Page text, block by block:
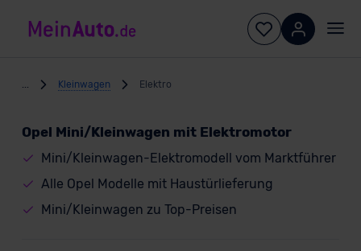
Kleinwagen Elektro
Opel Mini/Kleinwagen mit Elektromotor
Mini/Kleinwagen-Elektromodell vom Marktführer
Alle Opel Modelle mit Haustürlieferung
Mini/Kleinwagen zu Top-Preisen